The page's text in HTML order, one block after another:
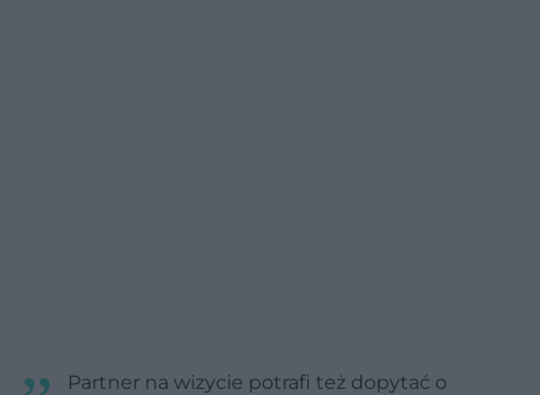
Partner na wizycie potrafi też dopytać o